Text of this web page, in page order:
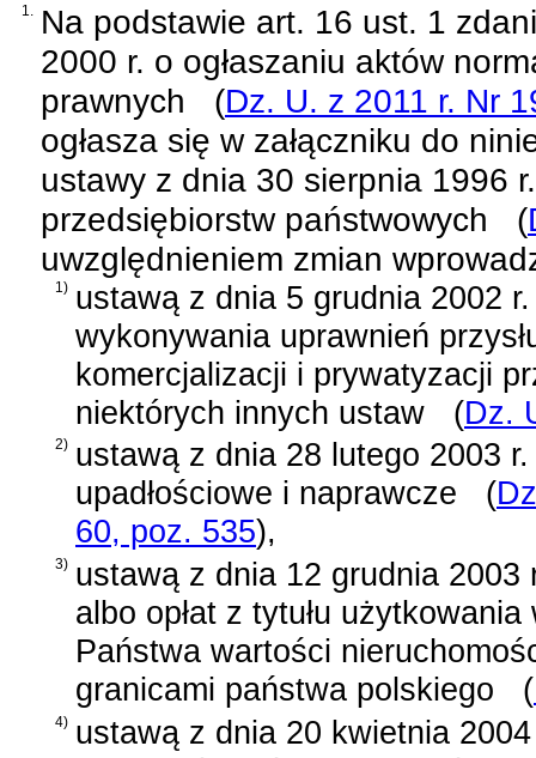
1. Na podstawie art. 16 ust. 1
2000 r. o ogłaszaniu aktów
prawnych
(Dz. U. z 2011 r. Nr
ogłasza się w załączniku do
ustawy z dnia 30 sierpnia 1996
przedsiębiorstw państwowych
(
uwzględnieniem zmian
1) ustawą z dnia 5 grudnia 2002
wykonywania uprawnień
komercjalizacji i prywatyzacji
niektórych innych ustaw
(Dz.
2) ustawą z dnia 28 lutego 2003
upadłościowe i naprawcze
(
60, poz. 535),
3) ustawą z dnia 12 grudnia
albo opłat z tytułu
Państwa wartości
granicami państwa polskiego
(
4) ustawą z dnia 20 kwietnia